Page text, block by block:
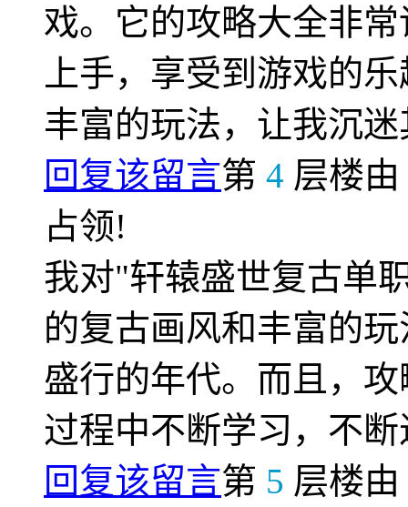
戏。它的攻略大全非
上手，享受到游戏的
丰富的玩法，让我沉
回复该留言第 4 层楼由
占领!
我对"轩辕盛世复古单
的复古画风和丰富的
盛行的年代。而且，
过程中不断学习，不
回复该留言第 5 层楼由